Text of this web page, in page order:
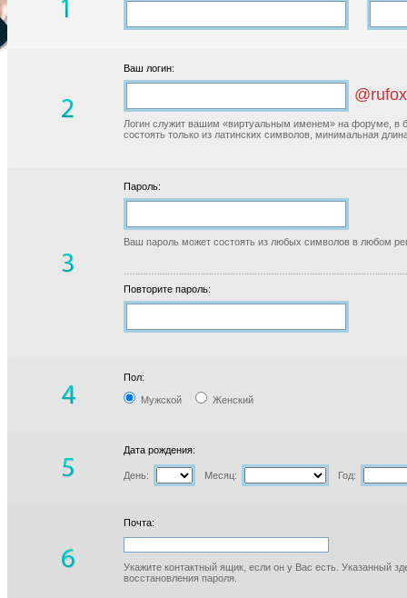
Ваш логин:
Логин служит вашим «виртуальным именем» на форуме, в
состоять только из латинских символов, минимальная
Пароль:
Ваш пароль может состоять из любых символов в любом
Повторите пароль:
Пол:
Мужской Женский
Дата рождения:
День: Месяц: Год:
Почта:
Укажите контактный ящик, если он у Вас есть. Указанный
восстановления пароля.